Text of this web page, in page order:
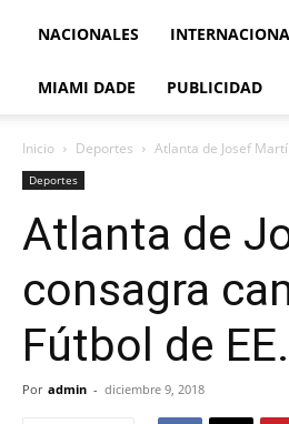
NACIONALES
MIAMI DADE PUBLICIDAD
Inicio Deportes Atlanta de Josef
Deportes
Atlanta de
consagra
Fútbol de
Por admin - diciembre 9, 2018